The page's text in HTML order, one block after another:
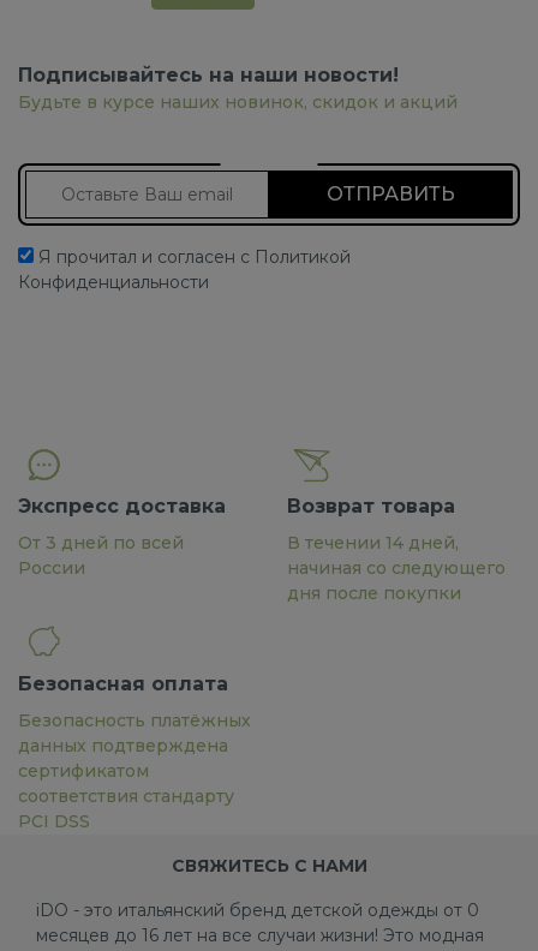
Подписывайтесь на наши новости!
Будьте в курсе наших новинок, скидок и акций
Я прочитал и согласен с Политикой
Конфиденциальности
Экспресс доставка
От 3 дней по всей
России
Возврат товара
В течении 14 дней,
начиная со следующего
дня после покупки
Безопасная оплата
Безопасность платёжных
данных подтверждена
сертификатом
соответствия стандарту
PCI DSS
СВЯЖИТЕСЬ С НАМИ
iDO - это итальянский бренд детской одежды от 0
месяцев до 16 лет на все случаи жизни! Это модная